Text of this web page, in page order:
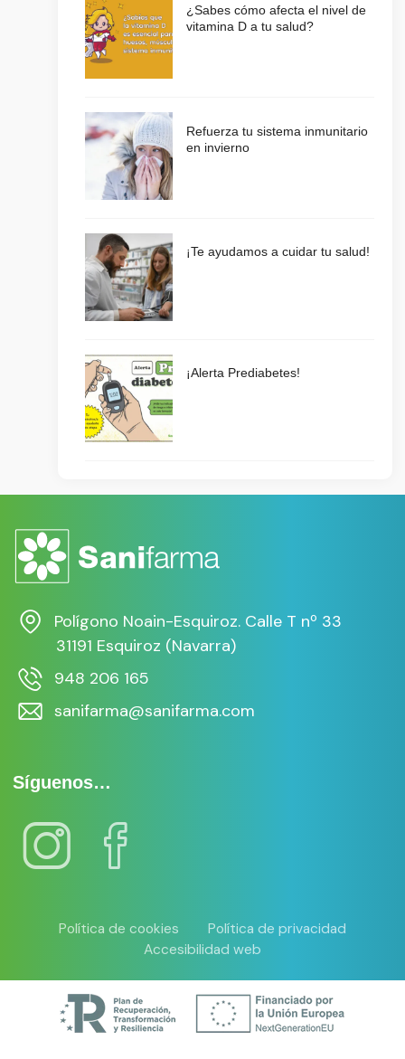
¿Sabes cómo afecta el nivel de
vitamina D a tu salud?
Refuerza tu sistema inmunitario
en invierno
¡Te ayudamos a cuidar tu salud!
¡Alerta Prediabetes!
Polígono Noain-Esquiroz. Calle T nº 33
31191 Esquiroz (Navarra)
948 206 165
sanifarma@sanifarma.com
Síguenos…
Política de cookies
Política de privacidad
Accesibilidad web